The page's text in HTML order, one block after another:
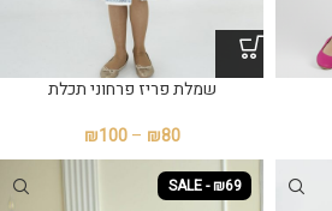
שמלת פריז פרחוני תכלת
₪80
–
₪100
SALE - ₪69